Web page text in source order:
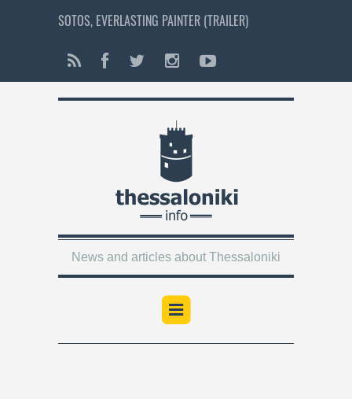
SOTOS, EVERLASTING PAINTER (TRAILER)
News and articles about Thessaloniki